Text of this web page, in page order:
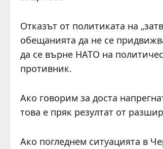
Отказът от политиката на
обещанията да не се
да се върне НАТО на
противник.
Ако говорим за доста
това е пряк резултат от
Ако погледнем ситуацията в